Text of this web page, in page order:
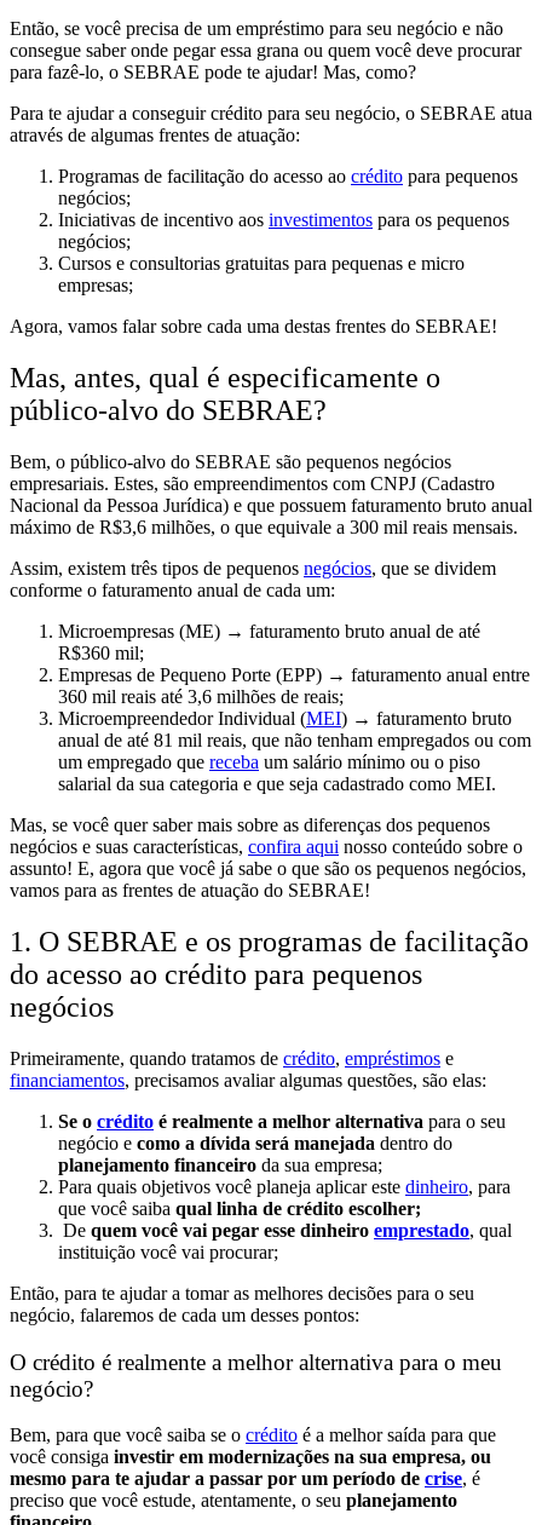
Então, se você precisa de um empréstimo para seu negócio e não
consegue saber onde pegar essa grana ou quem você deve procurar
para fazê-lo, o SEBRAE pode te ajudar! Mas, como?
Para te ajudar a conseguir crédito para seu negócio, o SEBRAE atua
através de algumas frentes de atuação:
Programas de facilitação do acesso ao crédito para pequenos
negócios;
Iniciativas de incentivo aos investimentos para os pequenos
negócios;
Cursos e consultorias gratuitas para pequenas e micro
empresas;
Agora, vamos falar sobre cada uma destas frentes do SEBRAE!
Mas, antes, qual é especificamente o
público-alvo do SEBRAE?
Bem, o público-alvo do SEBRAE são pequenos negócios
empresariais. Estes, são empreendimentos com CNPJ (Cadastro
Nacional da Pessoa Jurídica) e que possuem faturamento bruto anual
máximo de R$3,6 milhões, o que equivale a 300 mil reais mensais.
Assim, existem três tipos de pequenos negócios, que se dividem
conforme o faturamento anual de cada um:
Microempresas (ME) → faturamento bruto anual de até
R$360 mil;
Empresas de Pequeno Porte (EPP) → faturamento anual entre
360 mil reais até 3,6 milhões de reais;
Microempreendedor Individual (MEI) → faturamento bruto
anual de até 81 mil reais, que não tenham empregados ou com
um empregado que receba um salário mínimo ou o piso
salarial da sua categoria e que seja cadastrado como MEI.
Mas, se você quer saber mais sobre as diferenças dos pequenos
negócios e suas características, confira aqui nosso conteúdo sobre o
assunto! E, agora que você já sabe o que são os pequenos negócios,
vamos para as frentes de atuação do SEBRAE!
1. O SEBRAE e os programas de facilitação
do acesso ao crédito para pequenos
negócios
Primeiramente, quando tratamos de crédito, empréstimos e
financiamentos, precisamos avaliar algumas questões, são elas:
Se o crédito é realmente a melhor alternativa para o seu
negócio e como a dívida será manejada dentro do
planejamento financeiro da sua empresa;
Para quais objetivos você planeja aplicar este dinheiro, para
que você saiba qual linha de crédito escolher;
De quem você vai pegar esse dinheiro emprestado, qual
instituição você vai procurar;
Então, para te ajudar a tomar as melhores decisões para o seu
negócio, falaremos de cada um desses pontos:
O crédito é realmente a melhor alternativa para o meu
negócio?
Bem, para que você saiba se o crédito é a melhor saída para que
você consiga investir em modernizações na sua empresa, ou
mesmo para te ajudar a passar por um período de crise, é
preciso que você estude, atentamente, o seu planejamento